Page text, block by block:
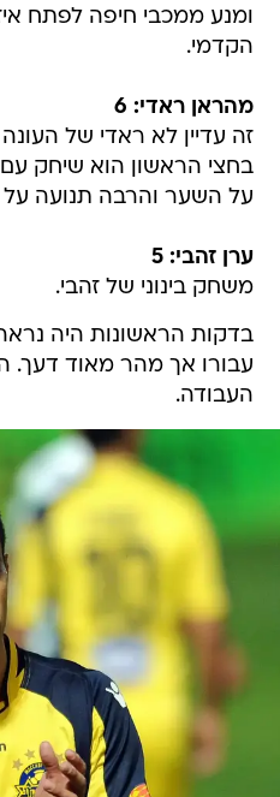
ומנע ממכבי חיפה לפתח
הקדמי.
מהראן ראדי: 6
זה עדיין לא ראדי של
בחצי הראשון הוא שיחק
על השער והרבה תנועה
ערן זהבי: 5
משחק בינוני של זהבי.
בדקות הראשונות היה
עבורו אך מהר מאוד
העבודה.